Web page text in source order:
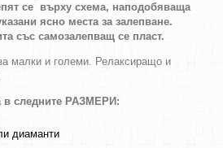
се върху схема, наподобяваща
ясно места за залепване.
със самозалепващ се пласт.
малки и големи. Релаксиращо и
в следните РАЗМЕРИ:
диаманти